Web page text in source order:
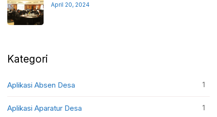
April 20, 2024
Kategori
Aplikasi Absen Desa 1
Aplikasi Aparatur Desa 1